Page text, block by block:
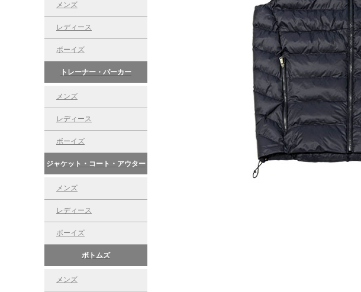
メンズ
レディース
ボーイズ
トレーナー・パーカー
メンズ
レディース
ボーイズ
ジャケット・コート・アウター
メンズ
レディース
ボーイズ
ボトムズ
メンズ